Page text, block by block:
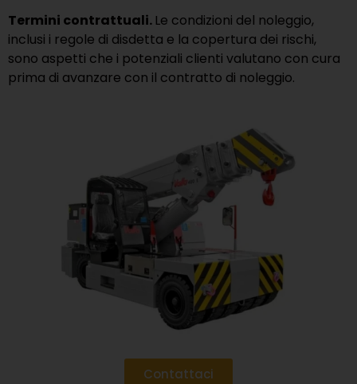
Termini contrattuali. Le condizioni del noleggio,
inclusi i regole di disdetta e la copertura dei rischi,
sono aspetti che i potenziali clienti valutano con cura
prima di avanzare con il contratto di noleggio.
Contattaci